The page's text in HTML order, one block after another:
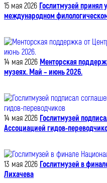
15 мая 2026 Гослитмузей принял
международном
14 мая 2026 Менторская
музеях. Май – июнь 2026.
14 мая 2026 Гослитмузей
Ассоциацией гидов-
13 мая 2026 Гослитмузей в
Лихачева